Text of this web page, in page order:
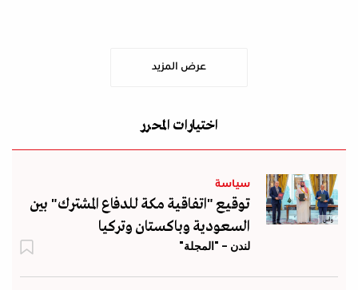
عرض المزيد
اختيارات المحرر
واس
سياسة
توقيع "اتفاقية مكة للدفاع المشترك" بين
السعودية وباكستان وتركيا
لندن - "المجلة"